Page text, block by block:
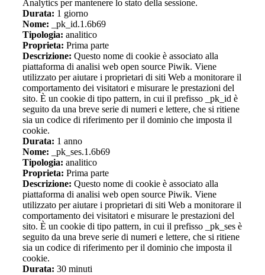
Analytics per mantenere lo stato della sessione.
Durata: 1 giorno
Nome: _pk_id.1.6b69
Tipologia: analitico
Proprieta: Prima parte
Descrizione: Questo nome di cookie è associato alla
piattaforma di analisi web open source Piwik. Viene
utilizzato per aiutare i proprietari di siti Web a monitorare il
comportamento dei visitatori e misurare le prestazioni del
sito. È un cookie di tipo pattern, in cui il prefisso _pk_id è
seguito da una breve serie di numeri e lettere, che si ritiene
sia un codice di riferimento per il dominio che imposta il
cookie.
Durata: 1 anno
Nome: _pk_ses.1.6b69
Tipologia: analitico
Proprieta: Prima parte
Descrizione: Questo nome di cookie è associato alla
piattaforma di analisi web open source Piwik. Viene
utilizzato per aiutare i proprietari di siti Web a monitorare il
comportamento dei visitatori e misurare le prestazioni del
sito. È un cookie di tipo pattern, in cui il prefisso _pk_ses è
seguito da una breve serie di numeri e lettere, che si ritiene
sia un codice di riferimento per il dominio che imposta il
cookie.
Durata: 30 minuti